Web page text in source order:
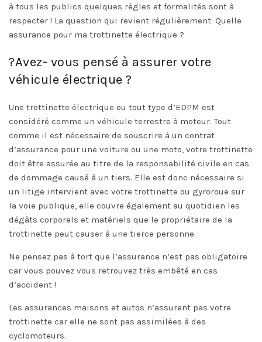
à tous les publics quelques règles et formalités sont à
respecter ! La question qui revient régulièrement: Quelle
assurance pour ma trottinette électrique ?
?Avez- vous pensé à assurer votre
véhicule électrique ?
Une trottinette électrique ou tout type d’EDPM est
considéré comme un véhicule terrestre à moteur. Tout
comme il est nécessaire de souscrire à un contrat
d’assurance pour une voiture ou une moto, votre trottinette
doit être assurée au titre de la responsabilité civile en cas
de dommage causé à un tiers. Elle est donc nécessaire si
un litige intervient avec votre trottinette ou gyroroue sur
la voie publique, elle couvre également au quotidien les
dégâts corporels et matériels que le propriétaire de la
trottinette peut causer à une tierce personne.
Ne pensez pas à tort que l’assurance n’est pas obligatoire
car vous pouvez vous retrouvez très embêté en cas
d’accident !
Les assurances maisons et autos n’assurent pas votre
trottinette car elle ne sont pas assimilées à des
cyclomoteurs.